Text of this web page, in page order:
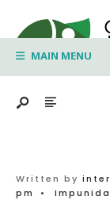
to
contentMAIN MENU
Written by
pm
•
for: